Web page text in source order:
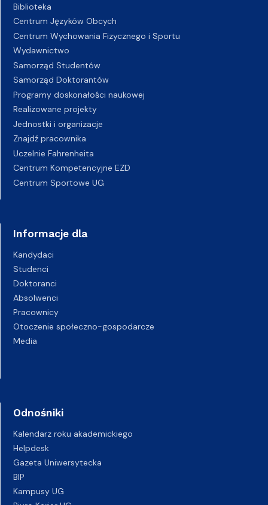
Biblioteka
Centrum Języków Obcych
Centrum Wychowania Fizycznego i Sportu
Wydawnictwo
Samorząd Studentów
Samorząd Doktorantów
Programy doskonałości naukowej
Realizowane projekty
Jednostki i organizacje
Znajdź pracownika
Uczelnie Fahrenheita
Centrum Kompetencyjne EZD
Centrum Sportowe UG
Informacje dla
Kandydaci
Studenci
Doktoranci
Absolwenci
Pracownicy
Otoczenie społeczno-gospodarcze
Media
Odnośniki
Kalendarz roku akademickiego
Helpdesk
Gazeta Uniwersytecka
BIP
Kampusy UG